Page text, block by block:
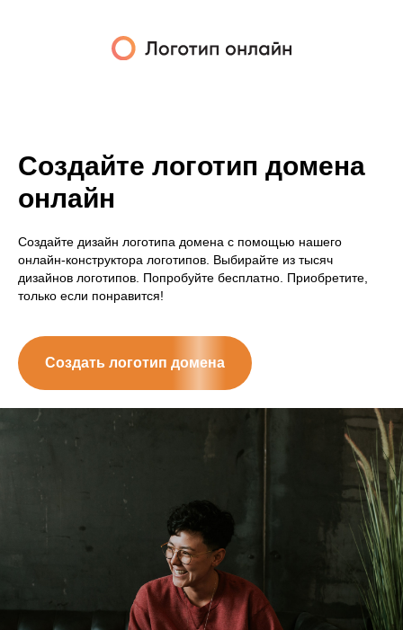
Создайте логотип домена
онлайн
Создайте дизайн логотипа домена с помощью нашего
онлайн-конструктора логотипов. Выбирайте из тысяч
дизайнов логотипов. Попробуйте бесплатно. Приобретите,
только если понравится!
Создать логотип домена